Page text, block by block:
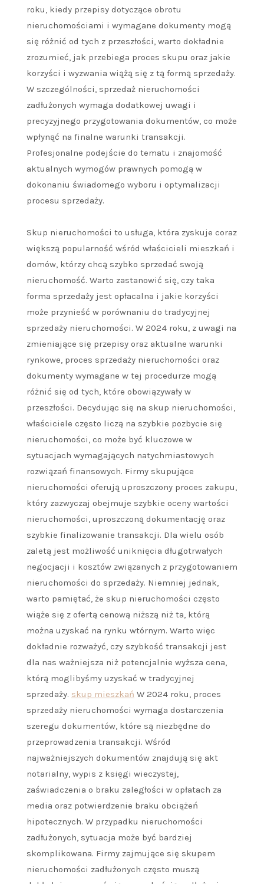
roku, kiedy przepisy dotyczące obrotu
nieruchomościami i wymagane dokumenty mogą
się różnić od tych z przeszłości, warto dokładnie
zrozumieć, jak przebiega proces skupu oraz jakie
korzyści i wyzwania wiążą się z tą formą sprzedaży.
W szczególności, sprzedaż nieruchomości
zadłużonych wymaga dodatkowej uwagi i
precyzyjnego przygotowania dokumentów, co może
wpłynąć na finalne warunki transakcji.
Profesjonalne podejście do tematu i znajomość
aktualnych wymogów prawnych pomogą w
dokonaniu świadomego wyboru i optymalizacji
procesu sprzedaży.
Skup nieruchomości to usługa, która zyskuje coraz
większą popularność wśród właścicieli mieszkań i
domów, którzy chcą szybko sprzedać swoją
nieruchomość. Warto zastanowić się, czy taka
forma sprzedaży jest opłacalna i jakie korzyści
może przynieść w porównaniu do tradycyjnej
sprzedaży nieruchomości. W 2024 roku, z uwagi na
zmieniające się przepisy oraz aktualne warunki
rynkowe, proces sprzedaży nieruchomości oraz
dokumenty wymagane w tej procedurze mogą
różnić się od tych, które obowiązywały w
przeszłości. Decydując się na skup nieruchomości,
właściciele często liczą na szybkie pozbycie się
nieruchomości, co może być kluczowe w
sytuacjach wymagających natychmiastowych
rozwiązań finansowych. Firmy skupujące
nieruchomości oferują uproszczony proces zakupu,
który zazwyczaj obejmuje szybkie oceny wartości
nieruchomości, uproszczoną dokumentację oraz
szybkie finalizowanie transakcji. Dla wielu osób
zaletą jest możliwość uniknięcia długotrwałych
negocjacji i kosztów związanych z przygotowaniem
nieruchomości do sprzedaży. Niemniej jednak,
warto pamiętać, że skup nieruchomości często
wiąże się z ofertą cenową niższą niż ta, którą
można uzyskać na rynku wtórnym. Warto więc
dokładnie rozważyć, czy szybkość transakcji jest
dla nas ważniejsza niż potencjalnie wyższa cena,
którą moglibyśmy uzyskać w tradycyjnej
sprzedaży. skup mieszkań W 2024 roku, proces
sprzedaży nieruchomości wymaga dostarczenia
szeregu dokumentów, które są niezbędne do
przeprowadzenia transakcji. Wśród
najważniejszych dokumentów znajdują się akt
notarialny, wypis z księgi wieczystej,
zaświadczenia o braku zaległości w opłatach za
media oraz potwierdzenie braku obciążeń
hipotecznych. W przypadku nieruchomości
zadłużonych, sytuacja może być bardziej
skomplikowana. Firmy zajmujące się skupem
nieruchomości zadłużonych często muszą